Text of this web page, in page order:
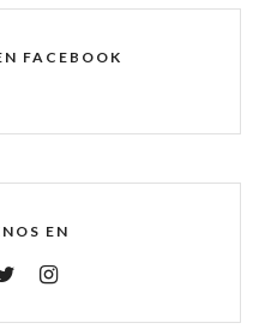
FACEBOOK
EN